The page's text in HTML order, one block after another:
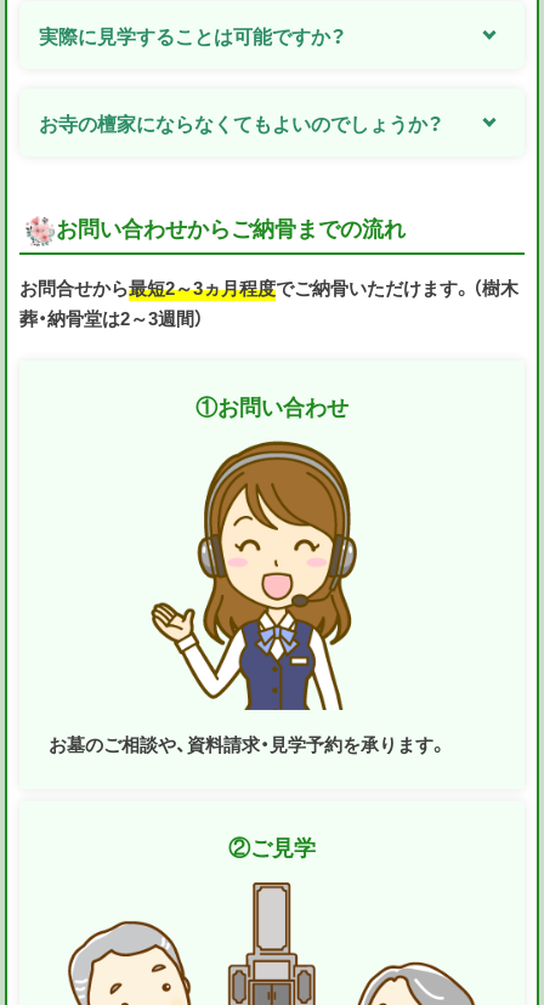
実際に見学することは可能ですか？
お寺の檀家にならなくてもよいのでしょうか？
お問い合わせからご納骨までの流れ
お問合せから最短2～3ヵ月程度でご納骨いただけます。（樹木
葬・納骨堂は2～3週間）
①お問い合わせ
お墓のご相談や、資料請求・見学予約を承ります。
②ご見学